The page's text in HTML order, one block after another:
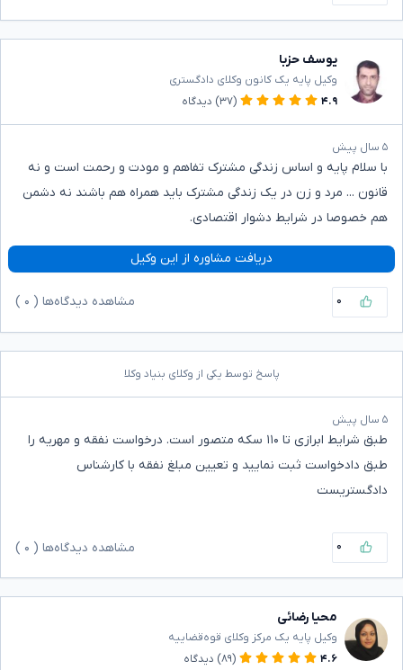
یوسف حزبا
وکیل پایه یک کانون وکلای دادگستری
۴.۹
(۳۷) دیدگاه
۵ سال پیش
با سلام پایه و اساس زندگی مشترک تفاهم و مودت و رحمت است و نه
قانون ... مرد و زن در یک زندگی مشترک باید همراه هم باشند نه دشمن
هم خصوصا در شرایط دشوار اقتصادی.
دریافت مشاوره از این وکیل
۰ مشاهده دیدگاه‌ها ( ۰
پاسخ توسط یکی از وکلای بنیاد وکلا
۵ سال پیش
طبق شرایط ابرازی تا ۱۱۰ سکه متصور است. درخواست نفقه و مهریه را
طبق دادخواست ثبت نمایید و تعیین مبلغ نفقه با کارشناس
دادگستریست
۰ مشاهده دیدگاه‌ها ( ۰
محیا رضائی
وکیل پایه یک مرکز وکلای قوه‌قضاییه
۴.۶
(۸۹) دیدگاه